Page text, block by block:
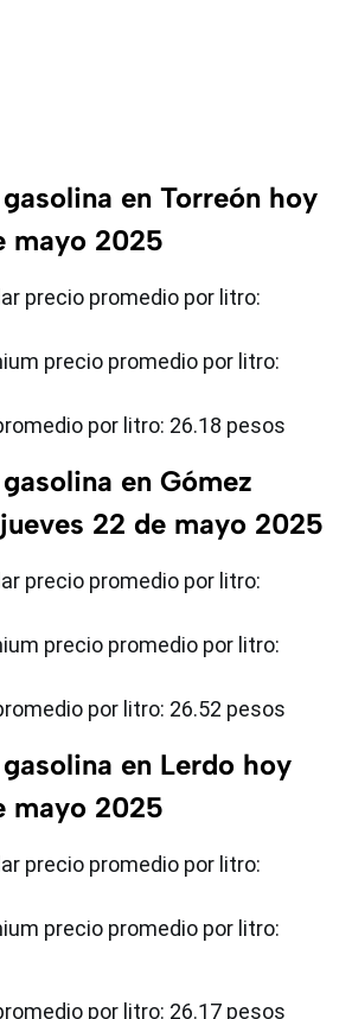
en Torreón hoy
mayo 2025
precio promedio por litro:
precio promedio por litro:
por litro: 26.18 pesos
en Gómez
22 de mayo 2025
precio promedio por litro:
precio promedio por litro:
por litro: 26.52 pesos
en Lerdo hoy
mayo 2025
precio promedio por litro:
precio promedio por litro:
por litro: 26.17 pesos